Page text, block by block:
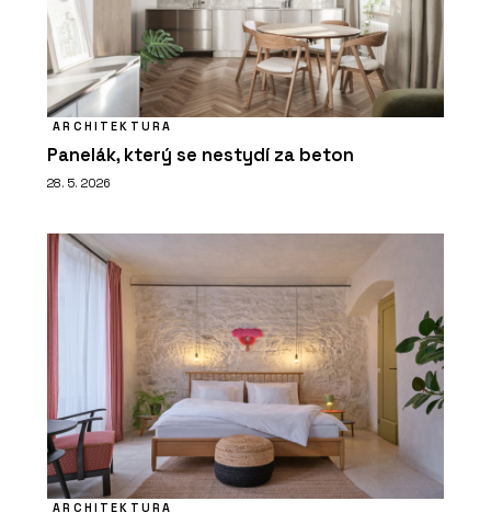
ARCHITEKTURA
Panelák, který se nestydí za beton
28. 5. 2026
ARCHITEKTURA